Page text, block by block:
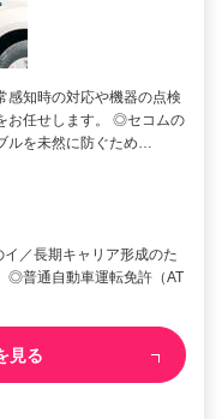
感知時の対応や機器の点検
お任せします。 ◎セコムの
ルを未然に防ぐため…
／長期キャリア形成のた
普通自動車運転免許（AT
見る